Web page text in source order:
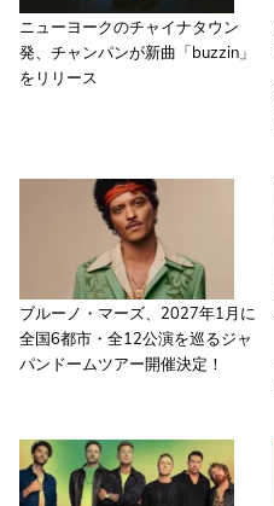
ニューヨークのチャイナタウン
発、チャンパンが新曲「buzzin」
をリリース
ブルーノ・マーズ、2027年1月に
全国6都市・全12公演を巡るジャ
パンドームツアー開催決定！